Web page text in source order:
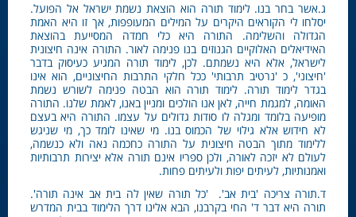
ג.אשר בחר בנו. לימוד תורה הוא הוצאת נשמת ישראל אל הפועל.
יסלחו לי הקוראים היקרים על המילים המעופפות, אך זו היא האמת
הגדולה והשלימה. התורה היא כלי חמדה המסייעת בהוצאת
האידיאלים האלוקיים הגנוזים בנו פנימה לאור. התורה אינה חיצונית
לישראל, אלא היא נשמתם. לכן, לימוד תורה המגיע כעיסוק בדבר
'חיצוני', כ 'נרטיב תרבותי' ככל חלקי התרבות החיצוניים, הוא אינו
בגדר לימוד תורה. לימוד תורה הוא הבטה פנימה לשורש נשמת
האומה, למגמת חייה, לאן אנו הולכים ומניין באנו, לאמת שלנו. התורה
מופיעה בלומד ומגלה לו סודות גדולים על עצמו. התורה היא בעצם
לא חידוש אלא גילוי של הכמוס בנו. מי שאינו לומד כך, מי שניגש
ללימוד מתוך הבטה חיצונית על התורה כחכמה נאה ולא כנשמה,
לעולם לא יזכה לאורה, ולכן ספריו אינם תורה אלא יצירות תרבותיות
ואמנותיות, לעיתים יפות ולעיתים פחות.
ד.תורה צריכה 'בית אב'. 'כל תורה שאין לה בית אב אינה תורה'.
תורה היא דבר ד' החי בקרבנו, הבא אלינו דרך הלימוד בבית המדרש